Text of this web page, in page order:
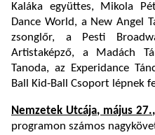
Kaláka együttes, Mikola
Dance World, a New Angel
zsonglőr, a Pesti
Artistaképző, a Madách
Tanoda, az Experidance
Ball Kid-Ball Csoport lépnek
Nemzetek Utcája, május 27.,
programon számos